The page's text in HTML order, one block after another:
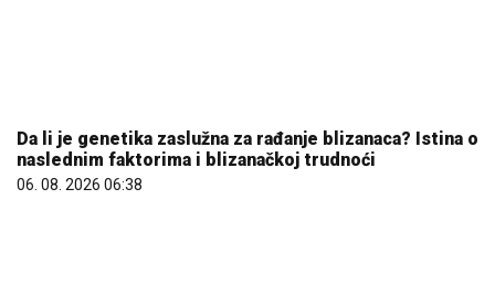
Da li je genetika zaslužna za rađanje blizanaca? Istina o
naslednim faktorima i blizanačkoj trudnoći
06. 08. 2026 06:38